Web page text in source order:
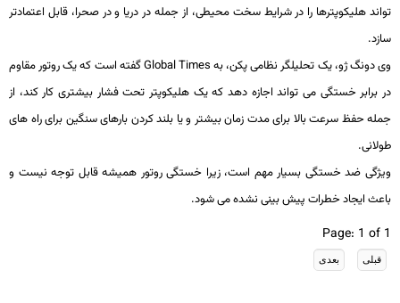
تواند هلیکوپترها را در شرایط سخت محیطی، از جمله در دریا و در صحرا، قابل اعتمادتر
سازد.
وی دونگ ژو، یک تحلیلگر نظامی پکن، به Global Timesگفته است که یک روتور مقاوم
در برابر خستگی می تواند اجازه دهد که یک هلیکوپتر تحت فشار بیشتری کار کند، از
جمله حفظ سرعت بالا برای مدت زمان بیشتر و یا بلند کردن بارهای سنگین برای راه های
طولانی.
ویژگی ضد خستگی بسیار مهم است، زیرا خستگی روتور همیشه قابل توجه نیست و
باعث ایجاد خطرات پیش بینی نشده می شود.
Page: 1 of 1